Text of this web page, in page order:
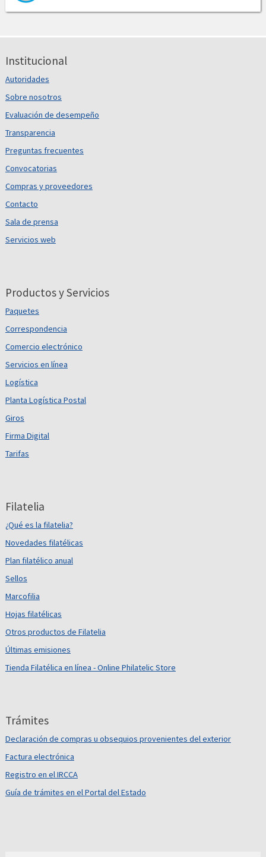
Institucional
Autoridades
Sobre nosotros
Evaluación de desempeño
Transparencia
Preguntas frecuentes
Convocatorias
Compras y proveedores
Contacto
Sala de prensa
Servicios web
Productos y Servicios
Paquetes
Correspondencia
Comercio electrónico
Servicios en línea
Logística
Planta Logística Postal
Giros
Firma Digital
Tarifas
Filatelia
¿Qué es la filatelia?
Novedades filatélicas
Plan filatélico anual
Sellos
Marcofilia
Hojas filatélicas
Otros productos de Filatelia
Últimas emisiones
Tienda Filatélica en línea - Online Philatelic Store
Trámites
Declaración de compras u obsequios provenientes del exterior
Factura electrónica
Registro en el IRCCA
Guía de trámites en el Portal del Estado